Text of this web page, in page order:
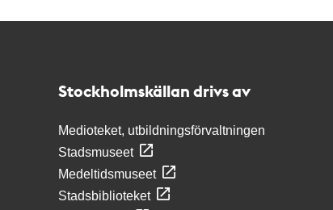
Stockholmskällan drivs av
Medioteket, utbildningsförvaltningen
Stadsmuseet
Medeltidsmuseet
Stadsbiblioteket